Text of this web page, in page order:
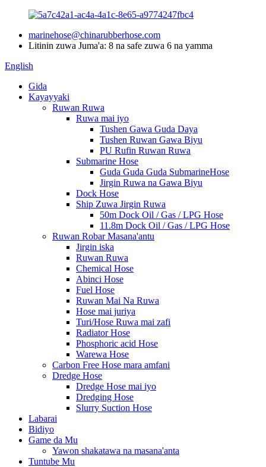
marinehose@chinarubberhose.com
Litinin zuwa Juma'a: 8 na safe zuwa 6 na yamma
English
Gida
Kayayyaki
Ruwan Ruwa
Ruwa mai iyo
Tushen Gawa Guda Daya
Tushen Ruwan Gawa Biyu
PU Rufin Ruwan Ruwa
Submarine Hose
Guda Guda Guda SubmarineHose
Jirgin Ruwa na Gawa Biyu
Dock Hose
Ship Zuwa Jirgin Ruwa
50m Dock Oil / Gas / LPG Hose
11.8m Dock Oil / Gas / LPG Hose
Ruwan Robar Masana'antu
Jirgin iska
Ruwan Ruwa
Chemical Hose
Abinci Hose
Fuel Hose
Ruwan Mai Na Ruwa
Hose mai juriya
Turi/Hose Ruwa mai zafi
Radiator Hose
Phosphoric acid Hose
Warewa Hose
Carbon Free Hose mara amfani
Dredge Hose
Dredge Hose mai iyo
Dredging Hose
Slurry Suction Hose
Labarai
Bidiyo
Game da Mu
Yawon shakatawa na masana'anta
Tuntube Mu